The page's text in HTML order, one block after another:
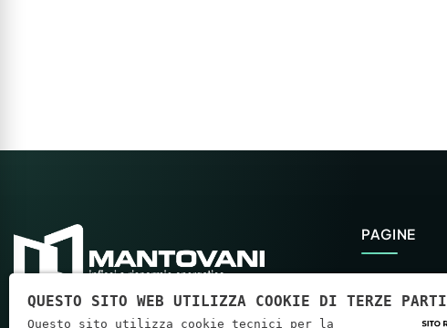
PAGINE
QUESTO SITO WEB UTILIZZA COOKIE DI TERZE PARTI
Questo sito utilizza cookie tecnici per la